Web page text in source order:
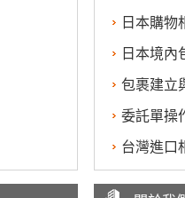
日本購物
日本境內
包裹建立
委託單操
台灣進口